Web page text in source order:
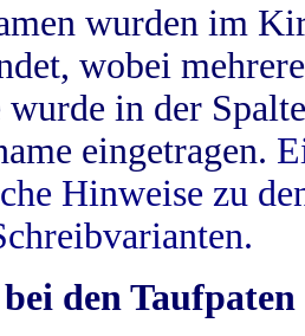
wurden im
wobei
in der
eingetragen.
Hinweise zu
den Taufpaten